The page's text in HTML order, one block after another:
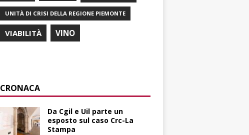
UNITÀ DI CRISI DELLA REGIONE PIEMONTE
VIABILITÀ VINO
CRONACA
Da Cgil e Uil parte un
esposto sul caso Crc-La
Stampa